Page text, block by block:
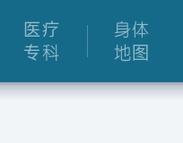
医疗
专科
身体
地图